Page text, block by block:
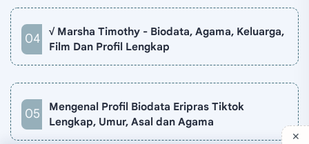
√ Marsha Timothy - Biodata, Agama, Keluarga,
Film Dan Profil Lengkap
Mengenal Profil Biodata Eripras Tiktok
Lengkap, Umur, Asal dan Agama